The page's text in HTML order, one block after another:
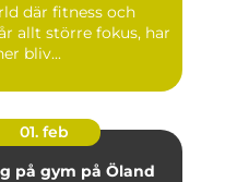
där fitness och
allt större fokus, har
bliv...
01. feb
på gym på Öland